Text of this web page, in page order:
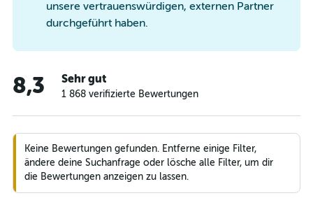
unsere vertrauenswürdigen, externen Partner
durchgeführt haben.
8,3 Sehr gut
1 868 verifizierte Bewertungen
Keine Bewertungen gefunden. Entferne einige Filter,
ändere deine Suchanfrage oder lösche alle Filter, um dir
die Bewertungen anzeigen zu lassen.